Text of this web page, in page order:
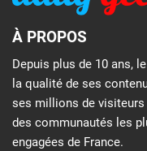
À PROPOS
Depuis plus de 10 ans,
la qualité de ses
ses millions de visiteurs
des communautés les
engagées de France.